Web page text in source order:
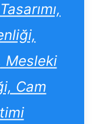
Mesleki
Cam